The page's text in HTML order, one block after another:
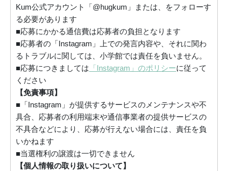
Kum公式アカウント「@hugkum」または、をフォローす
る必要があります
■応募にかかる通信費は応募者の負担となります
■応募者の「Instagram」上での発言内容や、それに関わ
るトラブルに関しては、小学館では責任を負いません。
■応募につきましては 「Instagram」のポリシーに従って
ください
【免責事項】
■「Instagram」が提供するサービスのメンテナンスや不
具合、応募者の利用端末や通信事業者の提供サービスの
不具合などにより、応募が行えない場合には、責任を負
いかねます
■当選権利の譲渡は一切できません
【個人情報の取り扱いについて】